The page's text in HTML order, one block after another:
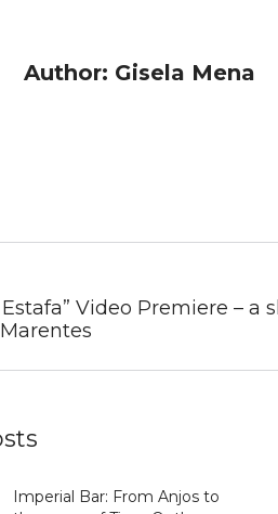
Author: Gisela Mena
Estafa” Video Premiere – a
Imperial Bar: From Anjos to